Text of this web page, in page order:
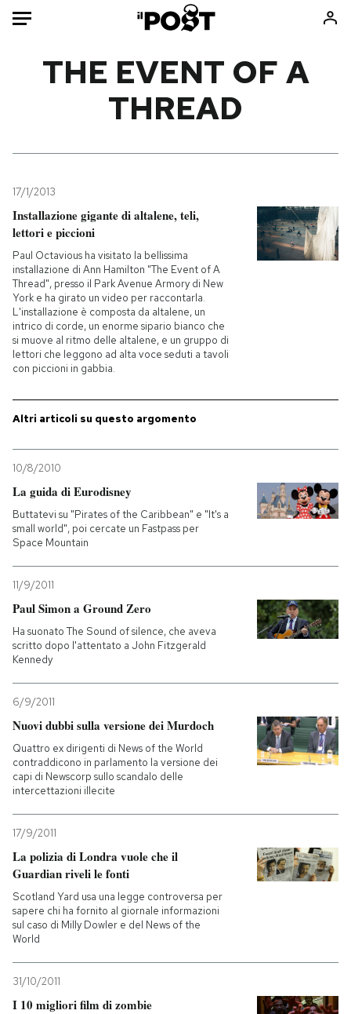
Mondo
Tecnologia
Internet
Cultura
Economia
Sport
Libri
Ok Boomer!
Europa
Altrecose
Mondiali calcio 2026
I MIEI PREFERITI
SHOP
CALENDARIO
AREA PERSONALE
THE EVENT OF A
THREAD
17/1/2013
Installazione gigante di altalene, teli,
lettori e piccioni
Paul Octavious ha visitato la bellissima
installazione di Ann Hamilton "The Event of A
Thread", presso il Park Avenue Armory di New
York e ha girato un video per raccontarla.
L'installazione è composta da altalene, un
intrico di corde, un enorme sipario bianco che
si muove al ritmo delle altalene, e un gruppo di
lettori che leggono ad alta voce seduti a tavoli
con piccioni in gabbia.
Altri articoli su questo argomento
10/8/2010
La guida di Eurodisney
Buttatevi su "Pirates of the Caribbean" e "It's a
small world", poi cercate un Fastpass per
Space Mountain
11/9/2011
Paul Simon a Ground Zero
Ha suonato The Sound of silence, che aveva
scritto dopo l'attentato a John Fitzgerald
Kennedy
6/9/2011
Nuovi dubbi sulla versione dei Murdoch
Quattro ex dirigenti di News of the World
contraddicono in parlamento la versione dei
capi di Newscorp sullo scandalo delle
intercettazioni illecite
17/9/2011
La polizia di Londra vuole che il
Guardian riveli le fonti
Scotland Yard usa una legge controversa per
sapere chi ha fornito al giornale informazioni
sul caso di Milly Dowler e del News of the
World
31/10/2011
I 10 migliori film di zombie